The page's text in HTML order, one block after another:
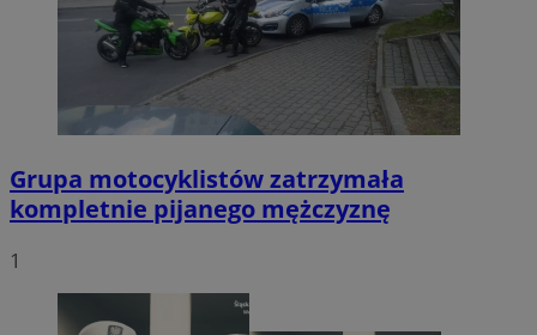
Grupa motocyklistów zatrzymała
kompletnie pijanego mężczyznę
1